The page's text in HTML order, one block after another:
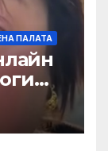
ПАЛАТА
на